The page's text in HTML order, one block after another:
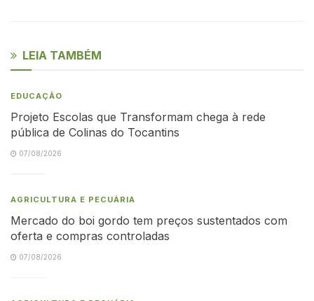
LEIA TAMBÉM
EDUCAÇÃO
Projeto Escolas que Transformam chega à rede
pública de Colinas do Tocantins
07/08/2026
AGRICULTURA E PECUÁRIA
Mercado do boi gordo tem preços sustentados com
oferta e compras controladas
07/08/2026